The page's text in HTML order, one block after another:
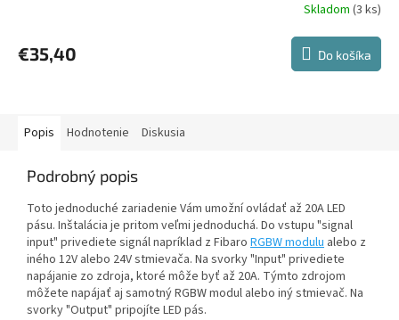
produktu
je
hviezdičiek.
Skladom(3 ks)
€35,40 Do košíka
Popis Hodnotenie Diskusia
Podrobný popis
Toto jednoduché zariadenie Vám umožní ovládať až 20A LED
pásu. Inštalácia je pritom veľmi jednoduchá. Do vstupu "signal
input" privediete signál napríklad z Fibaro RGBW modulu alebo z
iného 12V alebo 24V stmievača. Na svorky "Input" privediete
napájanie zo zdroja, ktoré môže byť až 20A. Týmto zdrojom
môžete napájať aj samotný RGBW modul alebo iný stmievač. Na
svorky "Output" pripojíte LED pás.